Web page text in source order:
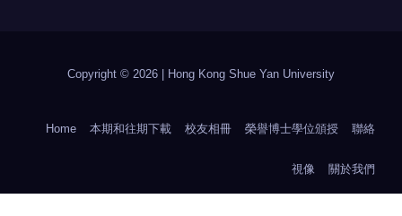
Copyright © 2026 | Hong Kong Shue Yan University
Home 本期和往期下載 校友相冊 榮譽博士學位頒授 聯絡
視像 關於我們